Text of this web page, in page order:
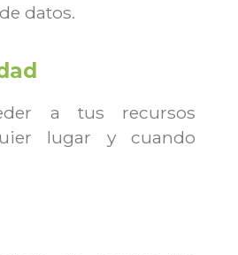
datos.
a tus recursos
lugar y cuando